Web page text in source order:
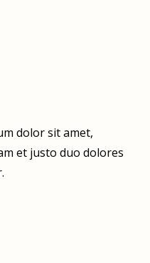
dolor sit amet,
et justo duo dolores